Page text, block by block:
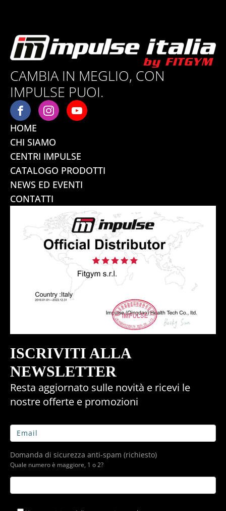
CAMBIA IN MEGLIO, CON
IMPULSE PUOI.
HOME
CHI SIAMO
CENTRI IMPULSE
CATALOGO PRODOTTI
NEWS ED EVENTI
CONTATTI
ISCRIVITI ALLA
NEWSLETTER
Resta aggiornato sulle novità e ricevi le
nostre offerte e promozioni
Domanda di sicurezza anti-spam (richiesto)
Quale numero è maggiore, 1 o 2?